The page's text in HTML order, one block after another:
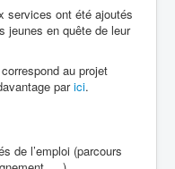
services ont été ajoutés
jeunes en quête de leur
au projet
parici.
de l’emploi (parcours